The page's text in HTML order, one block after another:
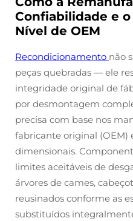
Confiabilidade e
Nível de OEM
Recondicionamento não
peças quebradas — ele
integridade original de
por desmontagem
precisa com base nos
fabricante original (OEM)
dimensionais.
limites aceitáveis de
árvores de cames,
reusinados conforme as
substituídos